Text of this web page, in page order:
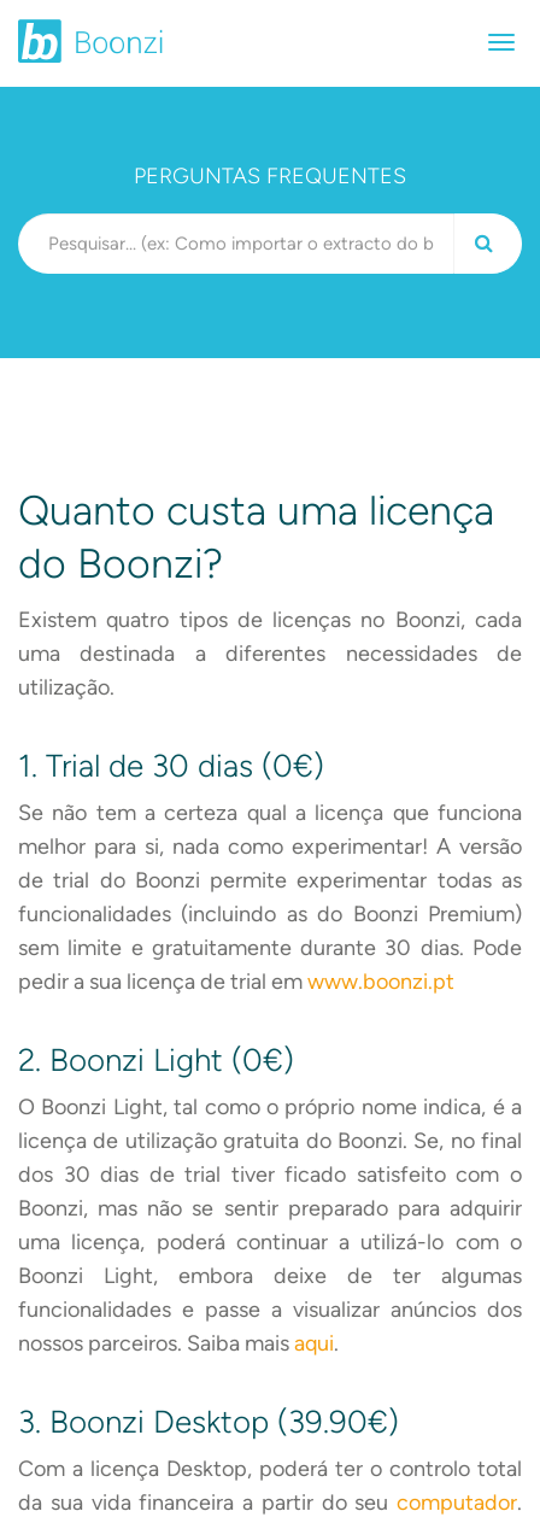
PERGUNTAS FREQUENTES
Quanto custa uma licença
do Boonzi?
Existem quatro tipos de licenças no Boonzi, cada
uma destinada a diferentes necessidades de
utilização.
1. Trial de 30 dias (0€)
Se não tem a certeza qual a licença que funciona
melhor para si, nada como experimentar! A versão
de trial do Boonzi permite experimentar todas as
funcionalidades (incluindo as do Boonzi Premium)
sem limite e gratuitamente durante 30 dias. Pode
pedir a sua licença de trial emwww.boonzi.pt
2. Boonzi Light (0€)
O Boonzi Light, tal como o próprio nome indica, é a
licença de utilização gratuita do Boonzi. Se, no final
dos 30 dias de trial tiver ficado satisfeito com o
Boonzi, mas não se sentir preparado para adquirir
uma licença, poderá continuar a utilizá-lo com o
Boonzi Light, embora deixe de ter algumas
funcionalidades e passe a visualizar anúncios dos
nossos parceiros. Saiba maisaqui.
3. Boonzi Desktop (39.90€)
Com a licença Desktop, poderá ter o controlo total
da sua vida financeira a partir do seu computador.